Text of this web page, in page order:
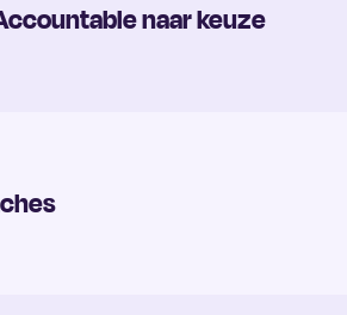
naar keuze